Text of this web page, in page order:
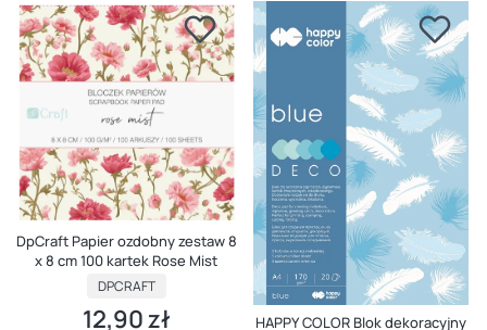
DpCraft Papier ozdobny zestaw 8
x 8 cm 100 kartek Rose Mist
PRODUCENT
DPCRAFT
Cena
12,90 zł
HAPPY COLOR Blok dekoracyjny